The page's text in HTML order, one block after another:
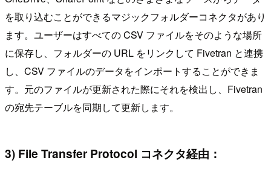
を取り込むことができるマジックフォルダーコネクタがあり
ます。ユーザーはすべての CSV ファイルをそのような場所
に保存し、フォルダーの URL をリンクして Fivetran と連携
し、CSV ファイルのデータをインポートすることができま
す。元のファイルが更新された際にそれを検出し、Fivetran
の宛先テーブルを同期して更新します。
3) File Transfer Protocol コネクタ経由：